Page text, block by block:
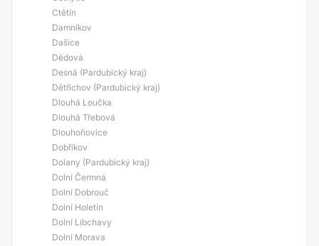
Ctětín
Damníkov
Dašice
Dědová
Desná (Pardubický kraj)
Dětřichov (Pardubický kraj)
Dlouhá Loučka
Dlouhá Třebová
Dlouhoňovice
Dobříkov
Dolany (Pardubický kraj)
Dolní Čermná
Dolní Dobrouč
Dolní Holetín
Dolní Libchavy
Dolní Morava